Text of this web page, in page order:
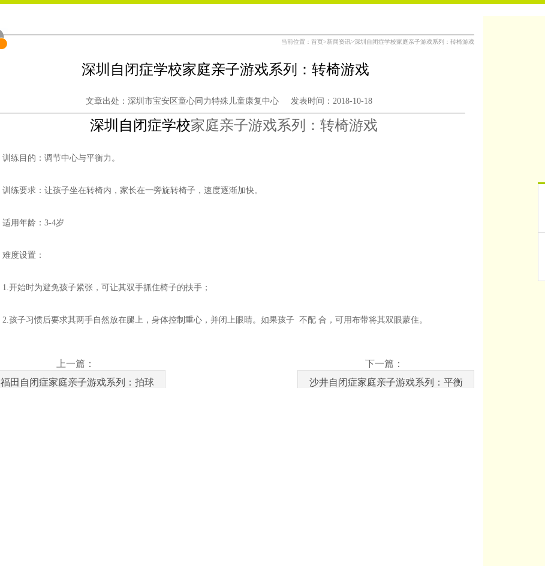
当前位置： 首页>新闻资讯>深圳自闭症学校家庭亲子游戏系列：转椅游戏
深圳自闭症学校家庭亲子游戏系列：转椅游戏
文章出处：深圳市宝安区童心同力特殊儿童康复中心 发表时间：2018-10-18
深圳自闭症学校家庭亲子游戏系列：转椅游戏
训练目的：调节中心与平衡力。
训练要求：让孩子坐在转椅内，家长在一旁旋转椅子，速度逐渐加快。
适用年龄： 3-4岁
难度设置：
1.开始时为避免孩子紧张，可让其双手抓住椅子的扶手；
2.孩子习惯后要求其两手自然放在腿上，身体控制重心，并闭上眼睛。如果孩子 不配 合，可用布带将其双眼蒙住。
上一篇：
福田自闭症家庭亲子游戏系列：拍球
下一篇：
沙井自闭症家庭亲子游戏系列：平衡